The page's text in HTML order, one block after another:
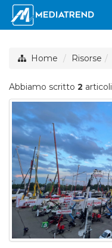
Home Risorse
Abbiamo scritto 2 articoli